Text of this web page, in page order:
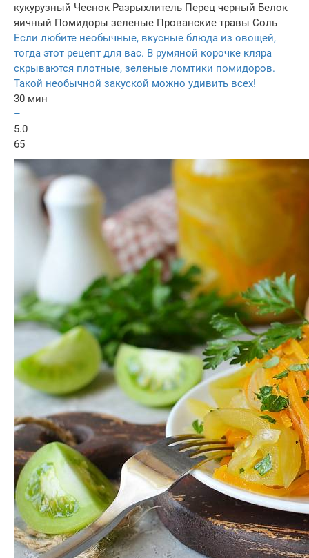
кукурузный Чеснок Разрыхлитель Перец черный Белок
яичный Помидоры зеленые Прованские травы Соль
Если любите необычные, вкусные блюда из овощей,
тогда этот рецепт для вас. В румяной корочке кляра
скрываются плотные, зеленые ломтики помидоров.
Такой необычной закуской можно удивить всех!
30 мин
–
5.0
65